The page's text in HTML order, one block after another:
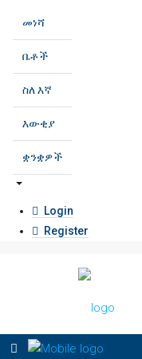
መነሻ
ቤቶች
ስለ እኛ
እውቂያ
ቋንቋዎች
Login
Register